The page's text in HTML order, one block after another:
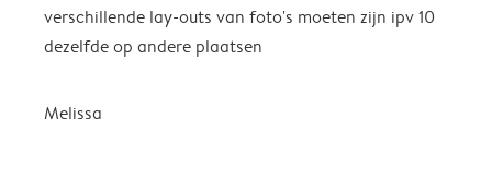
verschillende lay-outs van foto's moeten zijn ipv 10
dezelfde op andere plaatsen
Melissa